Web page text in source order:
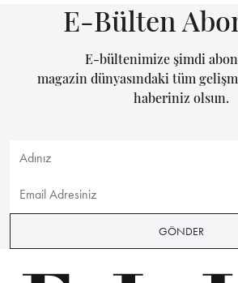
E-Bülten
E-bültenimize şimdi
magazin dünyasındaki tüm
haberiniz olsun.
GÖNDER